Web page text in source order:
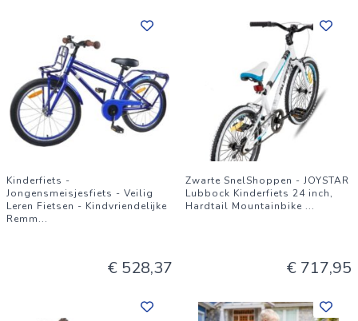
Kinderfiets -
Jongensmeisjesfiets - Veilig
Leren Fietsen - Kindvriendelijke
Remm...
€ 528,37
Zwarte SnelShoppen - JOYSTAR
Lubbock Kinderfiets 24 inch,
Hardtail Mountainbike ...
€ 717,95